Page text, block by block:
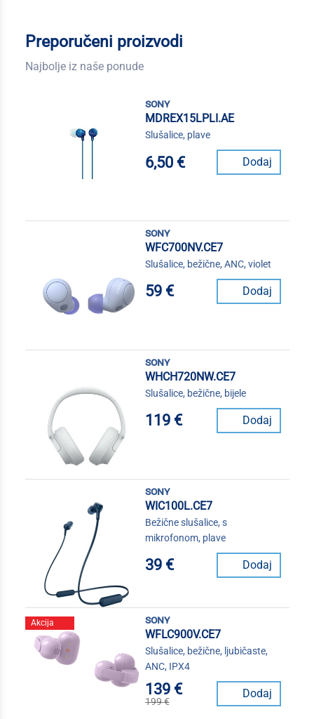
Preporučeni proizvodi
Najbolje iz naše ponude
sony
MDREX15LPLI.AE
Slušalice, plave
6,50 € Dodaj
sony
WFC700NV.CE7
Slušalice, bežične, ANC, violet
59 € Dodaj
sony
WHCH720NW.CE7
Slušalice, bežične, bijele
119 € Dodaj
sony
WIC100L.CE7
Bežične slušalice, s
mikrofonom, plave
39 € Dodaj
Akcija
sony
WFLC900V.CE7
Slušalice, bežične, ljubičaste,
ANC, IPX4
139 €
199 €
Dodaj